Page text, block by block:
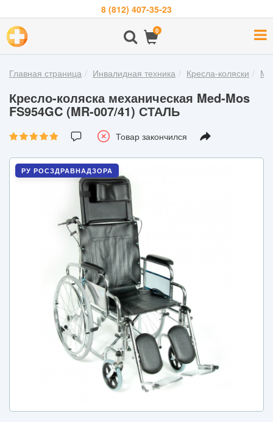
8 (812) 407-35-23
0
О
компании
Бренды
Покупателям
Контакты
Главная страница Инвалидная техника Кресла-коляски
Кресло-коляска механическая Med-Mos
FS954GC (MR-007/41) СТАЛЬ
Товар закончился
РУ РОСЗДРАВНАДЗОРА